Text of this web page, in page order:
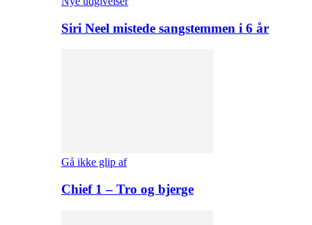
Siri Neel mistede sangstemmen i 6 år
Gå ikke glip af
Chief 1 – Tro og bjerge